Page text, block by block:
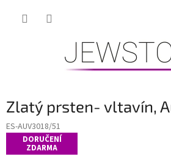
Zlatý prsten- vltavín,
ES-AUV3018/51
DORUČENÍ
ZDARMA